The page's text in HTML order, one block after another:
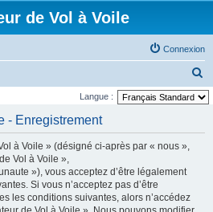
de Vol à Voile
Connexion
e
Langue :
- Enregistrement
à Voile » (désigné ci-après par « nous »,
Vol à Voile »,
»), vous acceptez d’être légalement
Si vous n’acceptez pas d’être
les conditions suivantes, alors n’accédez